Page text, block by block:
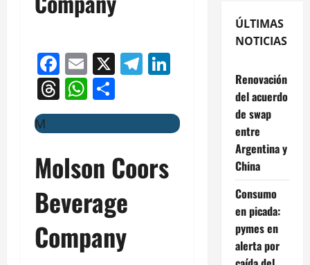
Facebook
Email
X Telegram
Threads
WhatsApp
M
Molson Coors
Beverage
Company
ÚLTIMAS
NOTICIAS
Renovación
del acuerdo
de swap
entre
Argentina y
China
Consumo
en picada:
pymes en
alerta por